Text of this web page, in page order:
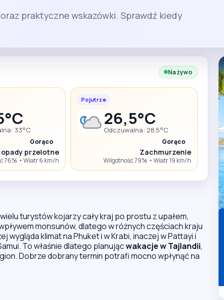
praktyczne wskazówki. Sprawdź kiedy
Na żywo
33°C
Gorąco
opady przelotne
76% • Wiatr 6 km/h
Pojutrze
26,5°C
Odczuwalna: 28,5°C
Gorąco
Zachmurzenie
Wilgotność 79% • Wiatr 19 km/h
turystów kojarzy cały kraj po prostu z upałem,
monsunów, dlatego w różnych częściach kraju
wygląda klimat na Phuket i w Krabi, inaczej w Pattayi i
To właśnie dlatego planującwakacje w Tajlandii,
Dobrze dobrany termin potrafi mocno wpłynąć na